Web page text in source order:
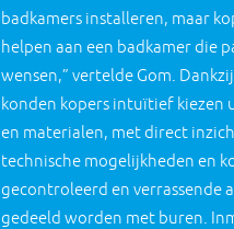
badkamers installeren, maar
helpen aan een badkamer die
wensen,” vertelde Gom.
konden kopers intuïtief kiezen
en materialen, met direct
technische mogelijkheden en
gecontroleerd en verrassende
gedeeld worden met buren.